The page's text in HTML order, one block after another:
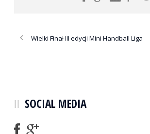
Wielki Finał III edycji Mini Handball Liga
SOCIAL MEDIA